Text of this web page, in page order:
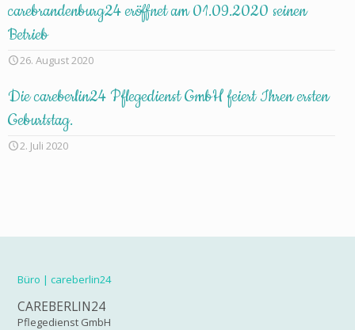
carebrandenburg24 eröffnet am 01.09.2020 seinen
Betrieb
26. August 2020
Die careberlin24 Pflegedienst GmbH feiert Ihren ersten
Geburtstag.
2. Juli 2020
Büro | careberlin24
CAREBERLIN24
Pflegedienst GmbH